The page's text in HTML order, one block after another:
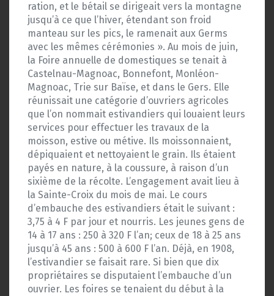
ration, et le bétail se dirigeait vers la montagne
jusqu’à ce que l’hiver, étendant son froid
manteau sur les pics, le ramenait aux Germs
avec les mêmes cérémonies ». Au mois de juin,
la Foire annuelle de domestiques se tenait à
Castelnau-Magnoac, Bonnefont, Monléon-
Magnoac, Trie sur Baïse, et dans le Gers. Elle
réunissait une catégorie d’ouvriers agricoles
que l’on nommait estivandiers qui louaient leurs
services pour effectuer les travaux de la
moisson, estive ou métive. Ils moissonnaient,
dépiquaient et nettoyaient le grain. Ils étaient
payés en nature, à la coussure, à raison d’un
sixième de la récolte. L’engagement avait lieu à
la Sainte-Croix du mois de mai. Le cours
d’embauche des estivandiers était le suivant :
3,75 à 4 F par jour et nourris. Les jeunes gens de
14 à 17 ans : 250 à 320 F l’an; ceux de 18 à 25 ans
jusqu’à 45 ans : 500 à 600 F l’an. Déjà, en 1908,
l’estivandier se faisait rare. Si bien que dix
propriétaires se disputaient l’embauche d’un
ouvrier. Les foires se tenaient du début à la